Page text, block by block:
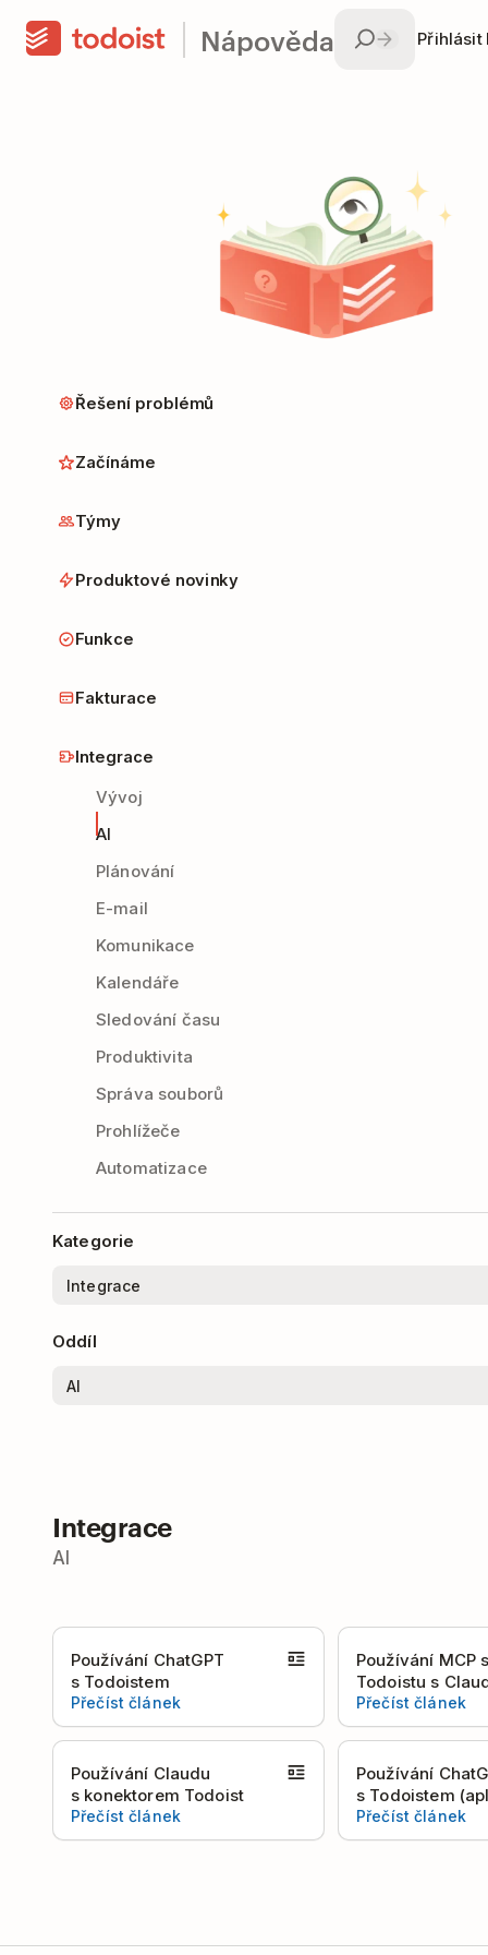
Nápověda Přihlásit
Řešení problémů
Začínáme
Týmy
Produktové novinky
Funkce
Fakturace
Integrace
Vývoj
AI
Plánování
E-mail
Komunikace
Kalendáře
Sledování času
Produktivita
Správa souborů
Prohlížeče
Automatizace
Kategorie
Oddíl
Integrace
AI
Používání ChatGPT
s Todoistem
Přečíst článek
Používání MCP
Todoistu s
Přečíst článek
Používání Claudu
s konektorem Todoist
Přečíst článek
Používání
s Todoistem
Přečíst článek